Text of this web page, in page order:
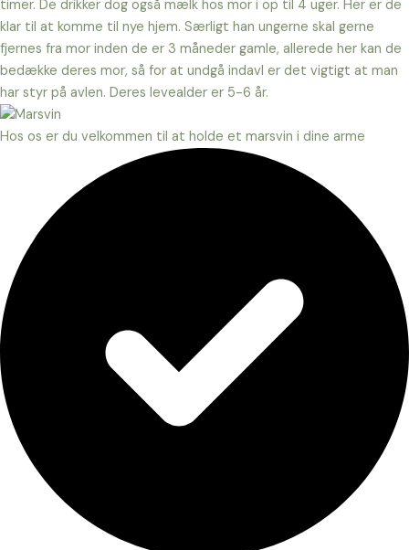
timer. De drikker dog også mælk hos mor i op til 4 uger. Her er de
klar til at komme til nye hjem. Særligt han ungerne skal gerne
fjernes fra mor inden de er 3 måneder gamle, allerede her kan de
bedække deres mor, så for at undgå indavl er det vigtigt at man
har styr på avlen. Deres levealder er 5-6 år.
Hos os er du velkommen til at holde et marsvin i dine arme